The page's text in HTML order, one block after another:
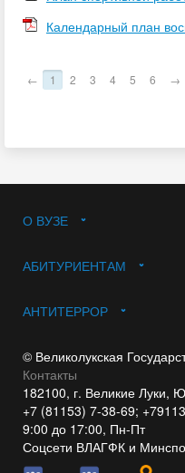
Календарный план
← 1 2 3 4 5 6 →
О ВУЗЕ
АБИТУРИЕНТАМ
АНТИТЕРРОР
© Великолукская
Контакты
182100, г. Великие Луки,
+7 (81153) 7-38-69;
9:00 до 17:00, Пн-Пт
Соцсети ВЛАГФК и